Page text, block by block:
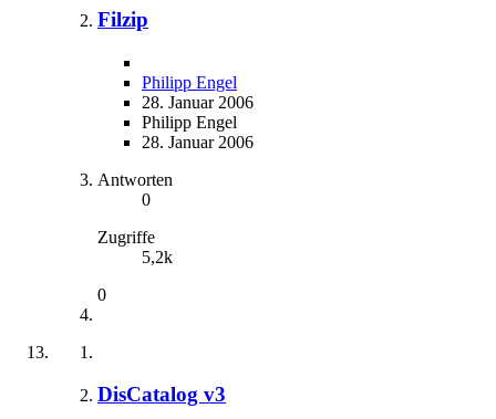
Filzip
Philipp Engel
28. Januar 2006
Philipp Engel
28. Januar 2006
Antworten
0
Zugriffe
5,2k
0
DisCatalog v3